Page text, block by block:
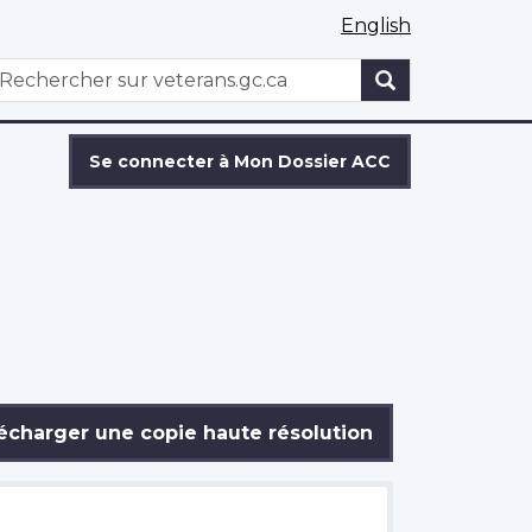
English
WxT
Se connecter à Mon Dossier ACC
une copie haute résolution